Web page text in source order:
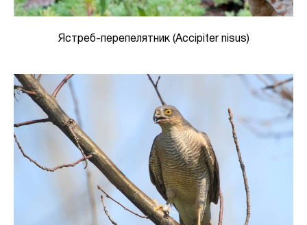
Ястреб-перепелятник (Accipiter nisus)